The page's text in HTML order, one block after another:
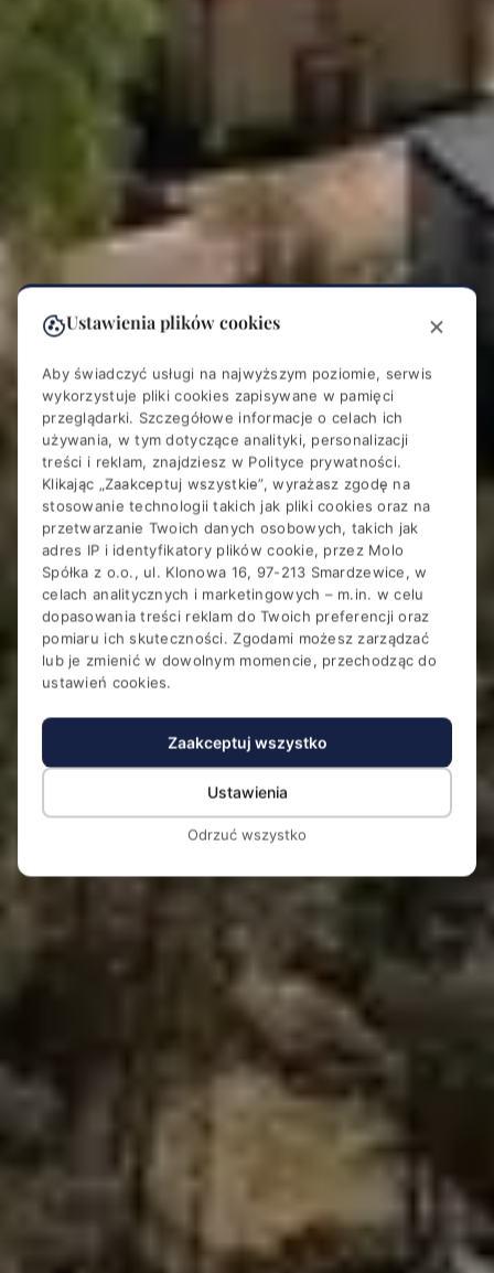
Ustawienia plików cookies
Aby świadczyć usługi na najwyższym poziomie, serwis
wykorzystuje pliki cookies zapisywane w pamięci
przeglądarki. Szczegółowe informacje o celach ich
używania, w tym dotyczące analityki, personalizacji
treści i reklam, znajdziesz w Polityce prywatności.
Klikając „Zaakceptuj wszystkie”, wyrażasz zgodę na
stosowanie technologii takich jak pliki cookies oraz na
przetwarzanie Twoich danych osobowych, takich jak
adres IP i identyfikatory plików cookie, przez Molo
Spółka z o.o., ul. Klonowa 16, 97-213 Smardzewice, w
celach analitycznych i marketingowych – m.in. w celu
dopasowania treści reklam do Twoich preferencji oraz
pomiaru ich skuteczności. Zgodami możesz zarządzać
lub je zmienić w dowolnym momencie, przechodząc do
ustawień cookies.
Zaakceptuj wszystko
Ustawienia
Odrzuć wszystko